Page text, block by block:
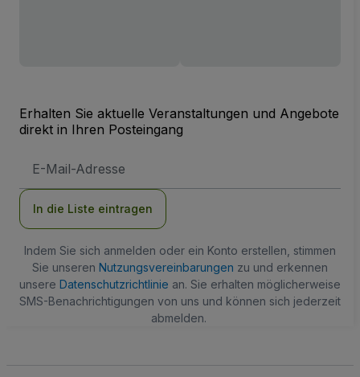
Erhalten Sie aktuelle Veranstaltungen und Angebote
direkt in Ihren Posteingang
Mail-
In die Liste eintragen
Indem Sie sich anmelden oder ein Konto erstellen, stimmen
Sie unseren Nutzungsvereinbarungen zu und erkennen
unsere Datenschutzrichtlinie an. Sie erhalten möglicherweise
SMS-Benachrichtigungen von uns und können sich jederzeit
abmelden.